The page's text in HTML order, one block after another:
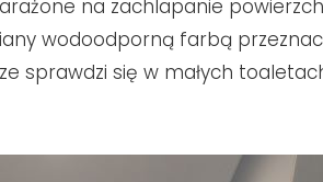
na zachlapanie
wodoodporną farbą
sprawdzi się w małych